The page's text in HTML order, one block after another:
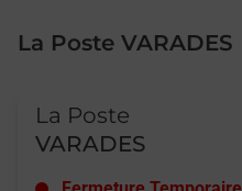
La Poste VARADES
La Poste
VARADES